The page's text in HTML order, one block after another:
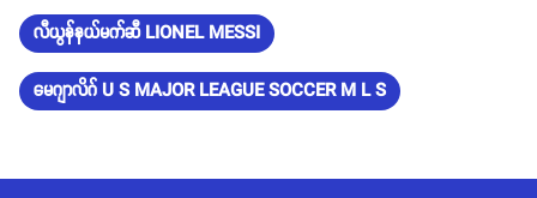
လီယွန်နယ်မက်ဆီ LIONEL MESSI
မေဂျာလိဂ် U S MAJOR LEAGUE SOCCER M L S